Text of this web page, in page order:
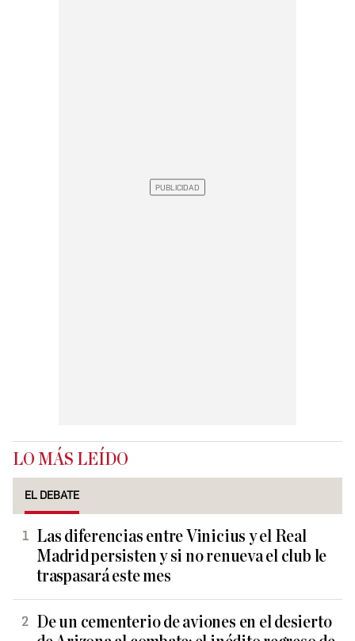
LO MÁS LEÍDO
EL DEBATE
Las diferencias entre Vinicius y el Real
Madrid persisten y si no renueva el club le
traspasará este mes
De un cementerio de aviones en el desierto